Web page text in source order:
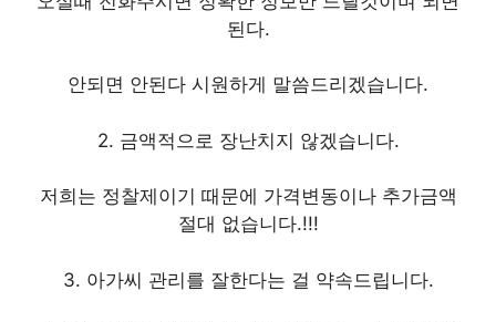
된다.
안되면 안된다 시원하게 말씀드리겠습니다.
2. 금액적으로 장난치지 않겠습니다.
저희는 정찰제이기 때문에 가격변동이나 추가금액
절대 없습니다.!!!
3. 아가씨 관리를 잘한다는 걸 약속드립니다.